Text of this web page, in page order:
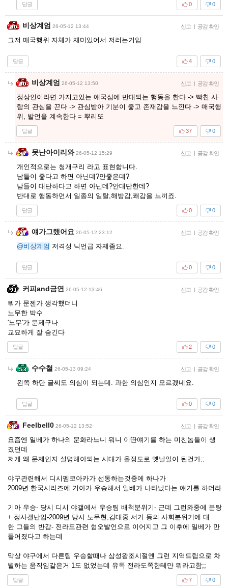
답글 0
0
비상계엄 26-05-12 13:44 신고 | 공감 확인
그저 매국행위 자체가 재미있어서 저러는거임
답글 0
4
비상계엄 26-05-12 13:50 신고 | 공감 확인
정상인이라면 가지고있는 애국심에 반대되는 행동을 한다 -> 빡친 사
람의 관심을 끈다 -> 관심받아 기분이 좋고 존재감을 느낀다 -> 매국행
위, 발언을 계속한다 = 뿌리또
답글 0
37
못난아이리와 26-05-12 15:29 신고 | 공감 확인
개인적으로는 청개구리 라고 표현합니다.
남들이 좋다고 하면 아닌데?안좋은데?
남들이 대단하다고 하면 아닌데?안대단한데?
반대로 행동하면서 일종의 일탈,해방감,쾌감을 느끼죠.
답글 0
0
얘가그랬어요 26-05-12 23:12 신고 | 공감 확인
@비상계엄 저격성 닉언급 자제좀요.
답글 0
0
커피and금연 26-05-12 13:46 신고 | 공감 확인
뭐가 문젠가 생각했더니
노무한 박수
'노무'가 문제구나
교묘하게 잘 숨긴다
답글 0
2
수수철 26-05-13 09:24 신고 | 공감 확인
왼쪽 하단 글씨도 의심이 되는데. 과한 의심인지 모르겠네요.
답글 0
0
Feelbell0 26-05-12 13:52 신고 | 공감 확인
요즘엔 일베가 하나의 문화라느니 뭐니 이딴얘기를 하는 미친놈들이 생
겼던데
저게 왜 문제인지 설명해야되는 시대가 올정도로 옛날일이 된건가;;
야구관련해서 디시펨코아카가 선동하는것중에 하나가
2009년 한국시리즈에 기아가 우승해서 일베가 나타났다는 얘기를 하더라
기아 우승- 당시 디시 야갤에서 우승팀 배척분위기- 근데 그런와중에 분탕
+ 정사갤난입-2009년 당시 노무현,김대중 서거 등의 사회분위기에 대
한 그들의 반감- 전라도관련 혐오발언으로 이어지고 그 이후에 일베가 만
들어졌다고 하는데
막상 야구에서 다른팀 우승할때나 삼성왕조시절엔 그런 지역드립으로 차
별하는 움직임같은거 1도 없었는데 유독 전라도쪽한테만 뭐라고함;;
답글 0
7